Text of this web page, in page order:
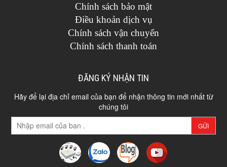
Chính sách bảo mật
Điều khoản dịch vụ
Chính sách vận chuyển
Chính sách thanh toán
ĐĂNG KÝ NHẬN TIN
Hãy để lại địa chỉ email của bạn để nhận thông tin mới nhất từ
chúng tôi
GỬI